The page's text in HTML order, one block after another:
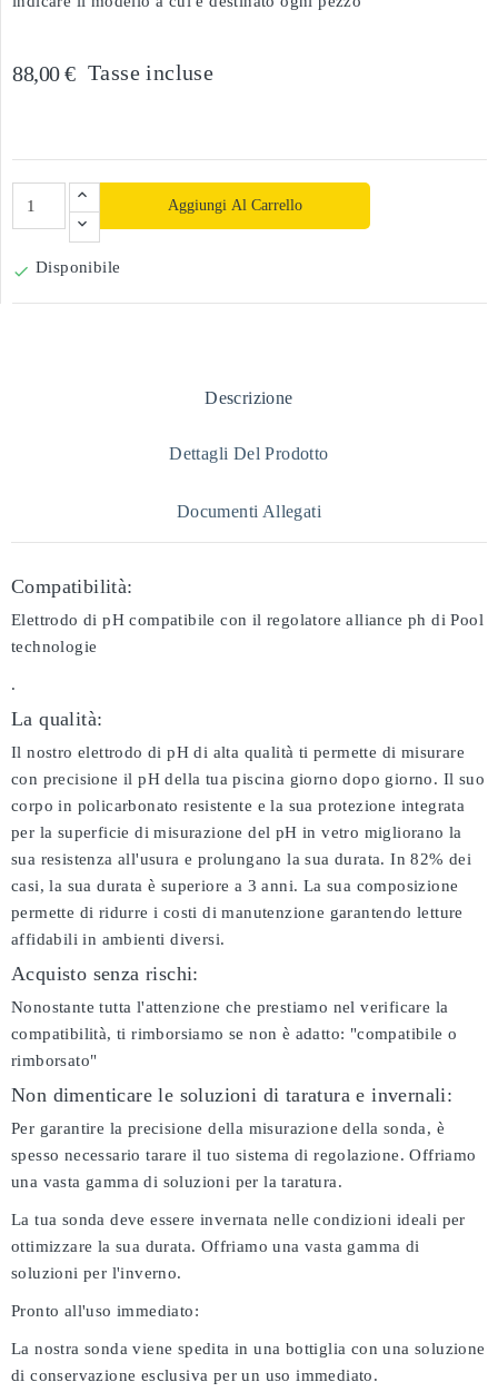
88,00 € Tasse incluse
Aggiungi Al Carrello
 Disponibile
Descrizione
Dettagli Del Prodotto
Documenti Allegati
Compatibilità:
Elettrodo di pH compatibile con il regolatore alliance ph di Pool
technologie
.
La qualità:
Il nostro elettrodo di pH di alta qualità ti permette di misurare
con precisione il pH della tua piscina giorno dopo giorno. Il suo
corpo in policarbonato resistente e la sua protezione integrata
per la superficie di misurazione del pH in vetro migliorano la
sua resistenza all'usura e prolungano la sua durata. In 82% dei
casi, la sua durata è superiore a 3 anni. La sua composizione
permette di ridurre i costi di manutenzione garantendo letture
affidabili in ambienti diversi.
Acquisto senza rischi:
Nonostante tutta l'attenzione che prestiamo nel verificare la
compatibilità, ti rimborsiamo se non è adatto: "compatibile o
rimborsato"
Non dimenticare le soluzioni di taratura e invernali:
Per garantire la precisione della misurazione della sonda, è
spesso necessario tarare il tuo sistema di regolazione. Offriamo
una vasta gamma di soluzioni per la taratura.
La tua sonda deve essere invernata nelle condizioni ideali per
ottimizzare la sua durata. Offriamo una vasta gamma di
soluzioni per l'inverno.
Pronto all'uso immediato:
La nostra sonda viene spedita in una bottiglia con una soluzione
di conservazione esclusiva per un uso immediato.